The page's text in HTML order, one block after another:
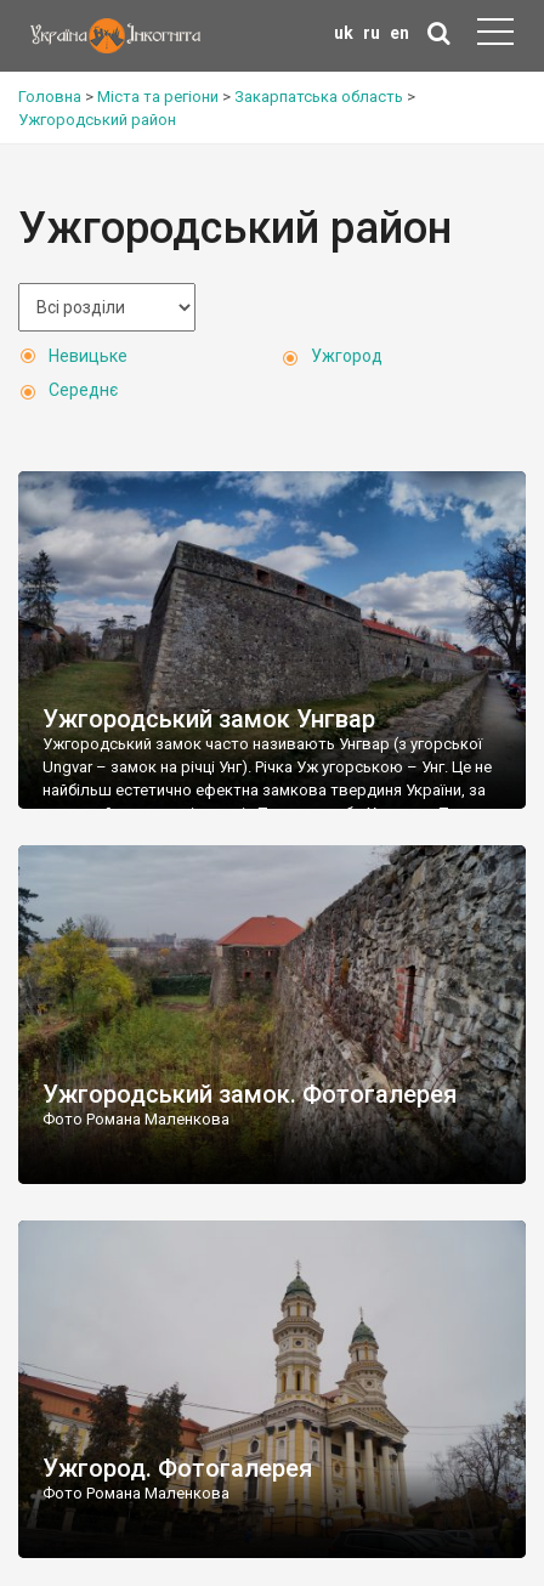
uk ru en
Головна > Міста та регіони > Закарпатська область >
Ужгородський район
Ужгородський район
Невицьке
Середнє
Ужгород
Ужгородський замок Унгвар
Ужгородський замок часто називають Унгвар (з угорської
Ungvar – замок на річці Унг). Річка Уж угорською – Унг. Це не
найбільш естетично ефектна замкова твердиня України, за
красою його не порівняти із Паланком або Хотином. Тут
прихильників фортифікаційної архітектури Ужгородський
Ужгородський замок. Фотогалерея
Фото Романа Маленкова
Ужгород. Фотогалерея
Фото Романа Маленкова